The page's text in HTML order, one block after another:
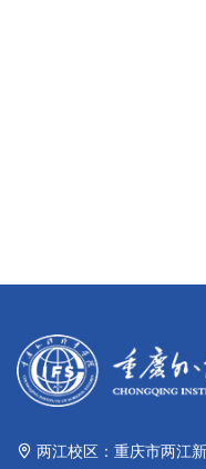
两江校区：重庆市两江